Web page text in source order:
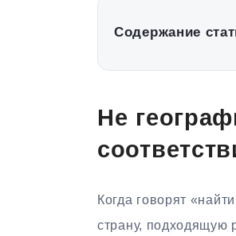
Содержание
Не
Когда говорят
страну, подходящую